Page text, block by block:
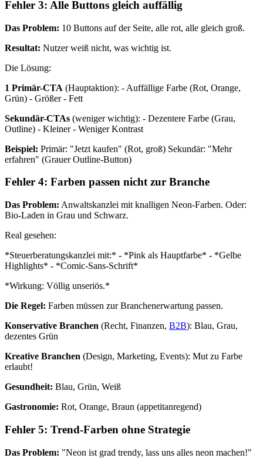
Fehler 3: Alle Buttons gleich auffällig
Das Problem: 10 Buttons auf der Seite, alle rot, alle gleich groß.
Resultat: Nutzer weiß nicht, was wichtig ist.
Die Lösung:
1 Primär-CTA (Hauptaktion): - Auffällige Farbe (Rot, Orange,
Grün) - Größer - Fett
Sekundär-CTAs (weniger wichtig): - Dezentere Farbe (Grau,
Outline) - Kleiner - Weniger Kontrast
Beispiel: Primär: "Jetzt kaufen" (Rot, groß) Sekundär: "Mehr
erfahren" (Grauer Outline-Button)
Fehler 4: Farben passen nicht zur Branche
Das Problem: Anwaltskanzlei mit knalligen Neon-Farben. Oder:
Bio-Laden in Grau und Schwarz.
Real gesehen:
*Steuerberatungskanzlei mit:* - *Pink als Hauptfarbe* - *Gelbe
Highlights* - *Comic-Sans-Schrift*
*Wirkung: Völlig unseriös.*
Die Regel: Farben müssen zur Branchenerwartung passen.
Konservative Branchen (Recht, Finanzen, B2B): Blau, Grau,
dezentes Grün
Kreative Branchen (Design, Marketing, Events): Mut zu Farbe
erlaubt!
Gesundheit: Blau, Grün, Weiß
Gastronomie: Rot, Orange, Braun (appetitanregend)
Fehler 5: Trend-Farben ohne Strategie
Das Problem: "Neon ist grad trendy, lass uns alles neon machen!"